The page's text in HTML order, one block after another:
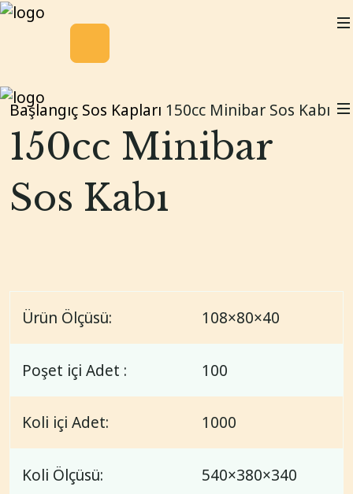
Başlangıç Sos Kapları 150cc Minibar Sos Kabı
150cc Minibar
Sos Kabı
Ürün Ölçüsü: 108×80×40
Poşet içi Adet : 100
Koli içi Adet: 1000
Koli Ölçüsü: 540×380×340